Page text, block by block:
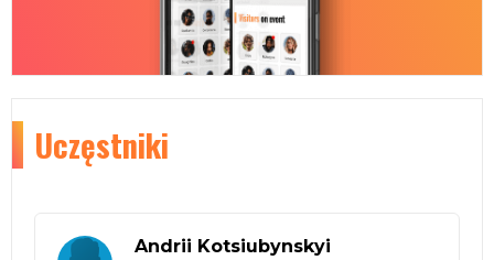
Uczęstniki
Andrii Kotsiubynskyi